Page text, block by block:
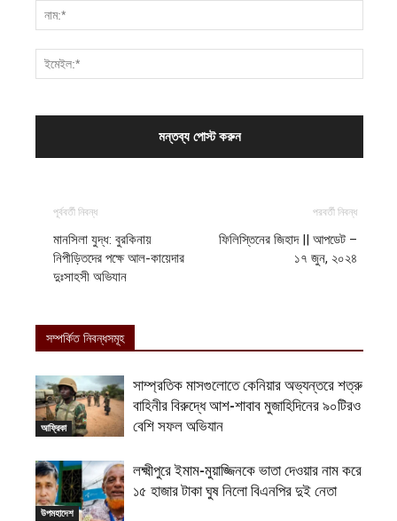
পূর্ববর্তী নিবন্ধ
মানসিলা যুদ্ধ: বুরকিনায়
নিপীড়িতদের পক্ষে আল-কায়েদার
দুঃসাহসী অভিযান
পরবর্তী নিবন্ধ
ফিলিস্তিনের জিহাদ || আপডেট –
১৭ জুন, ২০২৪
সম্পর্কিত নিবন্ধসমূহ
আফ্রিকা
সাম্প্রতিক মাসগুলোতে কেনিয়ার অভ্যন্তরে শত্রু
বাহিনীর বিরুদ্ধে আশ-শাবাব মুজাহিদিনের ৯০টিরও
বেশি সফল অভিযান
উপমহাদেশ
লক্ষ্মীপুরে ইমাম-মুয়াজ্জিনকে ভাতা দেওয়ার নাম করে
১৫ হাজার টাকা ঘুষ নিলো বিএনপির দুই নেতা